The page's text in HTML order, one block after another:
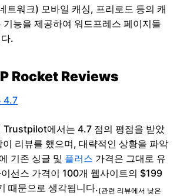
트워크) 모바일 캐싱, 프리로드 등의 캐
기능을 제공하여 워드프레스 페이지들
.
Rocket Reviews
4.7
Trustpilot에서는 4.7 점의 평점을 받았
리뷰를 했으며, 대략적인 상황을 파악
기존 싱글 및 플러스 가격은 그대로 유
선스 가격이 100개 웹사이트의 $199
때문으로 생각됩니다.(관련 리뷰에서 낮은